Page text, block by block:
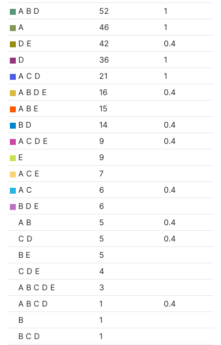
A B D
52
1
A
46
1
D E
42
0.4
D
36
1
A C D
21
1
A B D E
16
0.4
A B E
15
B D
14
0.4
A C D E
9
0.4
E
9
A C E
7
A C
6
0.4
B D E
6
A B
5
0.4
C D
5
0.4
B E
5
C D E
4
A B C D E
3
A B C D
1
0.4
B
1
B C D
1